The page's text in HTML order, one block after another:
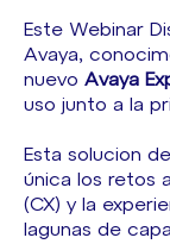
Este Webinar
Avaya,
nuevo Avaya
uso junto a la
Esta solucion
única los retos
(CX) y la
lagunas de